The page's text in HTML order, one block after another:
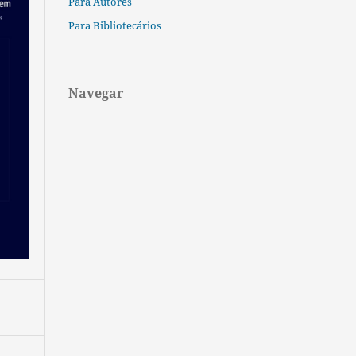
Para Bibliotecários
Navegar